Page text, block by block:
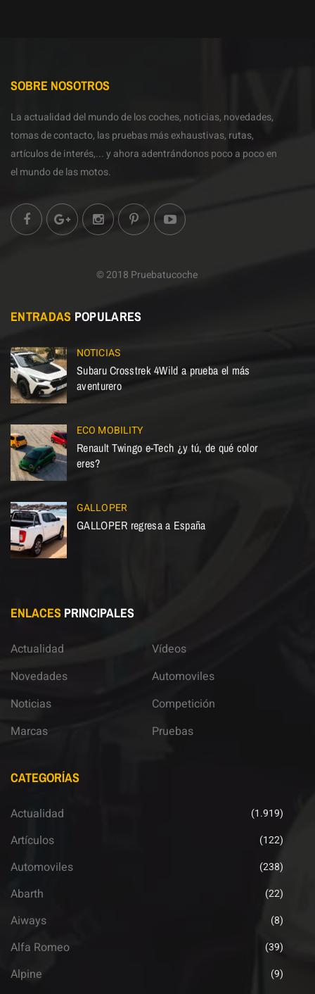
SOBRE NOSOTROS
La actualidad del mundo de los coches, noticias, novedades,
tomas de contacto, las pruebas más exhaustivas, rutas,
artículos de interés,... y ahora adentrándonos poco a poco en
el mundo de las motos.
© 2018 Pruebatucoche
ENTRADAS POPULARES
NOTICIAS
Subaru Crosstrek 4Wild a prueba el más
aventurero
ECO MOBILITY
Renault Twingo e-Tech ¿y tú, de qué color
eres?
GALLOPER
GALLOPER regresa a España
ENLACES PRINCIPALES
Actualidad
Novedades
Noticias
Marcas
Vídeos
Automoviles
Competición
Pruebas
CATEGORÍAS
Actualidad (1.919)
Artículos (122)
Automoviles (238)
Abarth (22)
Aiways (8)
Alfa Romeo (39)
Alpine (9)